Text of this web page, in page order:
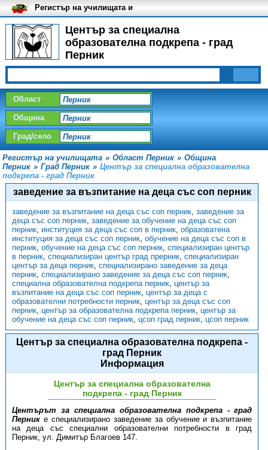
Център за специална
образователна подкрепа - град
Перник
Регистър на училищата и
университетите в България
Област
Община
Град/село
Регистър на училищата » Област Перник » Община
Перник » Град Перник » Център за специална образователна
подкрепа - град Перник
заведение за възпитание на деца със соп перник
заведение за възпитание на деца със соп перник, заведение за
деца със соп перник, заведение за обучение на деца със соп
перник, институция за деца със соп в перник, образоватена
институция за деца със соп перник, обучение на деца със соп в
перник, обучение на деца със соп перник, специализиран център
в перник, специализиран център град прерник, специализиран
център за деца перник, специализирано заведение за деца
перник, специализирано заведение за деца със соп перник,
специална образователна подкрепа перник, център за
възпитание на деца със соп перник, център за деца с
образователни потребности перник, център за деца със соп
перник, център за образователна подкрепа перник, център за
обучение на деца със соп перник, цсоп град перник, цсоп перник
Център за специална образователна подкрепа -
град Перник
Информация
Център за специална образователна
подкрепа - град Перник
Центърът за специална образователна подкрепа - град
Пернике специализирано заведение за обучение и възпитание
на деца със специални образователни потребности в град
Перник, ул. Димитър Благоев 147.